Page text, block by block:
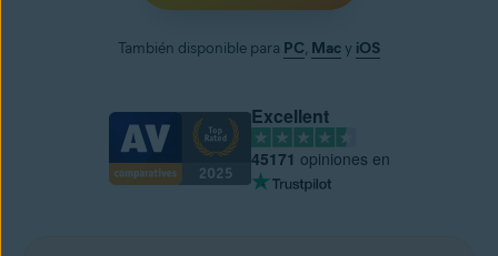
También disponible para PC, Macy iOS
Excellent
45171 opiniones en